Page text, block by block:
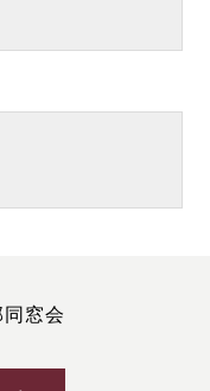
窓会